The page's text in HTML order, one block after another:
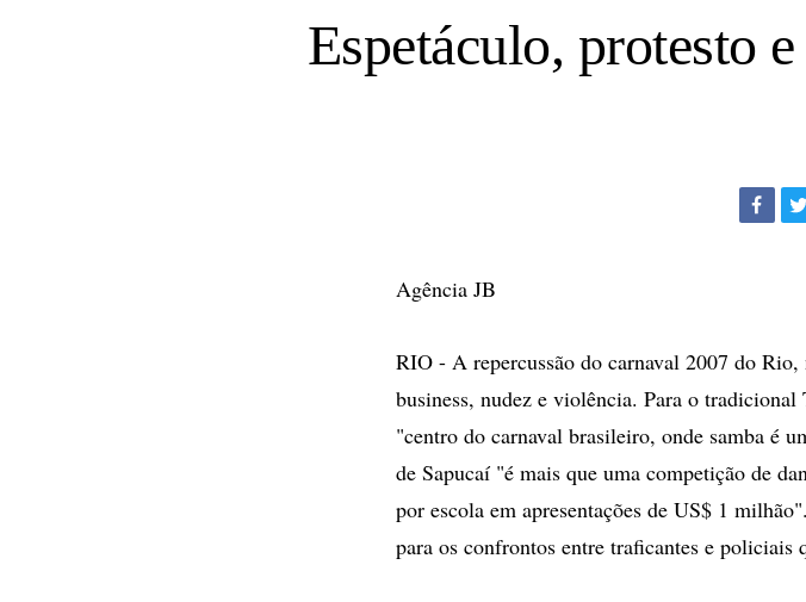
Espetáculo, protesto
Agência JB
RIO - A repercussão do carnaval 2007 do
business, nudez e violência. Para o
"centro do carnaval brasileiro, onde samba é
de Sapucaí "é mais que uma competição de
por escola em apresentações de US$ 1
para os confrontos entre traficantes e